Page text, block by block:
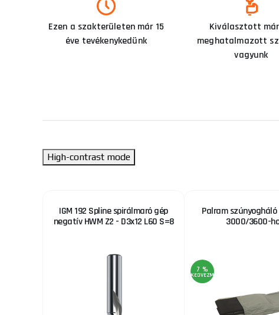
Ezen a szakterületen már 15
éve tevékenykedünk
Kiválasztott
meghatalmazott
vagyunk
High-contrast mode
IGM 192 Spline spirálmaró gép
negatív HWM Z2 - D3x12 L60 S=8
Palram szúnyogháló
3000/3600-
7 %
KEDVEZMÉNY